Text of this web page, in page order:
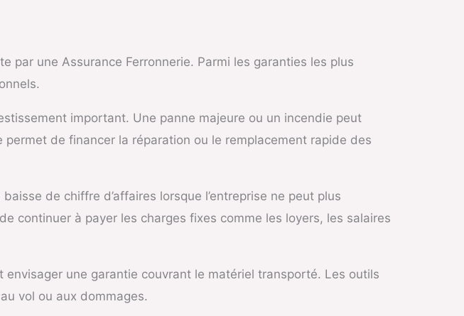
une Assurance Ferronnerie. Parmi les garanties les plus
important. Une panne majeure ou un incendie peut
de financer la réparation ou le remplacement rapide des
de chiffre d’affaires lorsque l’entreprise ne peut plus
continuer à payer les charges fixes comme les loyers, les salaires
une garantie couvrant le matériel transporté. Les outils
vol ou aux dommages.